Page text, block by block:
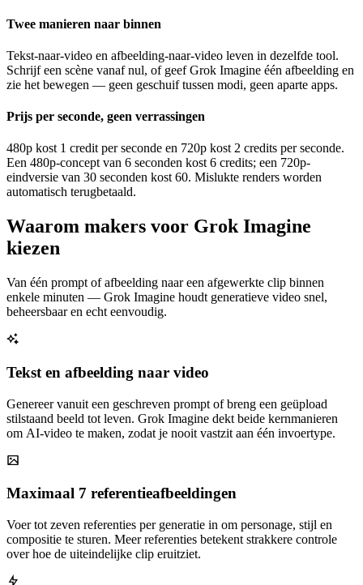
Twee manieren naar binnen
Tekst-naar-video en afbeelding-naar-video leven in dezelfde tool.
Schrijf een scène vanaf nul, of geef Grok Imagine één afbeelding en
zie het bewegen — geen geschuif tussen modi, geen aparte apps.
Prijs per seconde, geen verrassingen
480p kost 1 credit per seconde en 720p kost 2 credits per seconde.
Een 480p-concept van 6 seconden kost 6 credits; een 720p-
eindversie van 30 seconden kost 60. Mislukte renders worden
automatisch terugbetaald.
Waarom makers voor Grok Imagine
kiezen
Van één prompt of afbeelding naar een afgewerkte clip binnen
enkele minuten — Grok Imagine houdt generatieve video snel,
beheersbaar en echt eenvoudig.
Tekst en afbeelding naar video
Genereer vanuit een geschreven prompt of breng een geüpload
stilstaand beeld tot leven. Grok Imagine dekt beide kernmanieren
om AI-video te maken, zodat je nooit vastzit aan één invoertype.
Maximaal 7 referentieafbeeldingen
Voer tot zeven referenties per generatie in om personage, stijl en
compositie te sturen. Meer referenties betekent strakkere controle
over hoe de uiteindelijke clip eruitziet.